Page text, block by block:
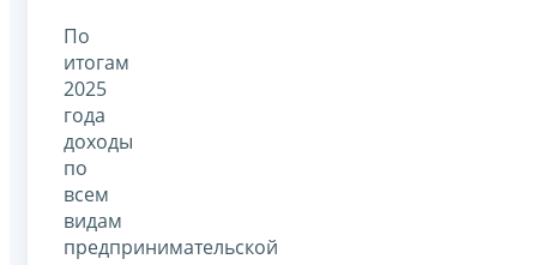
По
итогам
2025
года
доходы
по
всем
видам
предпринимательской